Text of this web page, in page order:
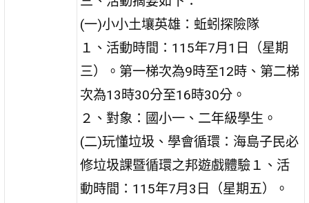
(一)小小土壤英雄：蚯蚓探險隊
１、活動時間：115年7月1日（星期
三）。第一梯次為9時至12時、第二梯
次為13時30分至16時30分。
２、對象：國小一、二年級學生。
(二)玩懂垃圾、學會循環：海島子民必
修垃圾課暨循環之邦遊戲體驗１、活
動時間：115年7月3日（星期五）。